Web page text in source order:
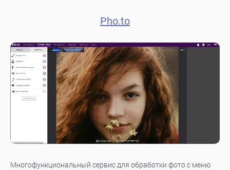
Pho.to
Многофункциональный сервис для обработки фото с меню